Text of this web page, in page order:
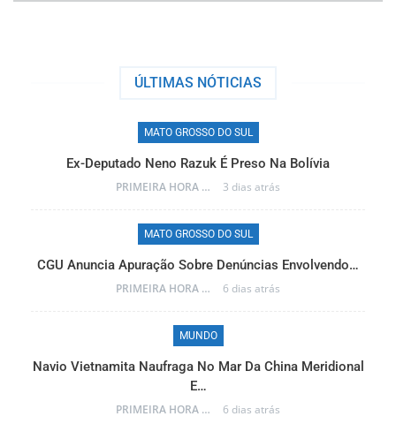
ÚLTIMAS NÓTICIAS
MATO GROSSO DO SUL
Ex-Deputado Neno Razuk É Preso Na Bolívia
PRIMEIRA HORA ONLINE 3 dias atrás
MATO GROSSO DO SUL
CGU Anuncia Apuração Sobre Denúncias Envolvendo…
PRIMEIRA HORA ONLINE 6 dias atrás
MUNDO
Navio Vietnamita Naufraga No Mar Da China Meridional
E…
PRIMEIRA HORA ONLINE 6 dias atrás